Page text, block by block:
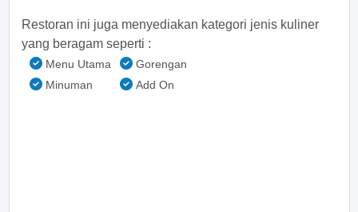
Restoran ini juga menyediakan kategori jenis kuliner
yang beragam seperti :
Menu Utama
Gorengan
Minuman
Add On